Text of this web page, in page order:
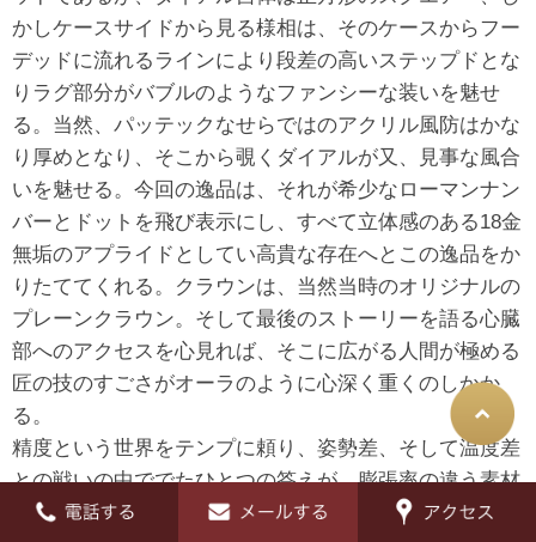
かしケースサイドから見る様相は、そのケースからフー
デッドに流れるラインにより段差の高いステップドとな
りラグ部分がバブルのようなファンシーな装いを魅せ
る。当然、パッテックなせらではのアクリル風防はかな
り厚めとなり、そこから覗くダイアルが又、見事な風合
いを魅せる。今回の逸品は、それが希少なローマンナン
バーとドットを飛び表示にし、すべて立体感のある18金
無垢のアプライドとしてい高貴な存在へとこの逸品をか
りたててくれる。クラウンは、当然当時のオリジナルの
プレーンクラウン。そして最後のストーリーを語る心臓
部へのアクセスを心見れば、そこに広がる人間が極める
匠の技のすごさがオーラのように心深く重くのしかか
る。
精度という世界をテンプに頼り、姿勢差、そして温度差
との戦いの中ででたひとつの答えが、膨張率の違う素材
の特性を活かしテンワに黄銅とスチールの素材を張り合